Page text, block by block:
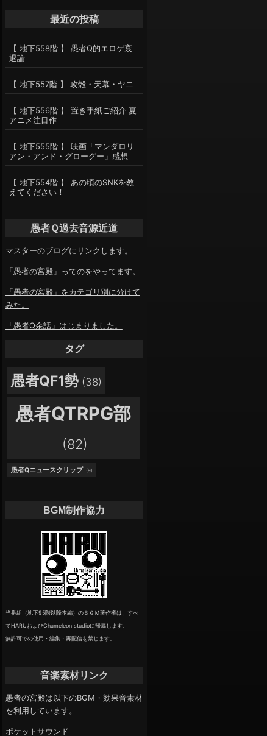
最近の投稿
【 地下558階 】 愚者Q的エロゲ衰
退論
【 地下557階 】 攻殻・天幕・ヤニ
【 地下556階 】 置き手紙ご紹介 夏
アニメ注目作
【 地下555階 】 映画「マンダロリ
アン・アンド・グローグー」感想
【 地下554階 】 あの頃のSNKを教
えてください！
愚者Ｑ過去音源近道
マスターのブログにリンクします。
「愚者の宮殿」ってのをやってます。
「愚者の宮殿」をカテゴリ別に分けて
みた。
「愚者Q余話」はじまりました。
タグ
愚者QF1勢 (38)
愚者QTRPG部
(82)
愚者Qニュースクリップ (9)
BGM制作協力
当番組（地下95階以降本編）のＢＧＭ著作権は、すべ
てHARUおよびChameleon studioに帰属します。
無許可での使用・編集・再配信を禁じます。
音楽素材リンク
愚者の宮殿は以下のBGM・効果音素材
を利用しています。
ポケットサウンド